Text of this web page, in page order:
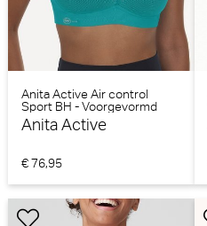
Anita Active Air control
Sport BH - Voorgevormd
(Peacock)
Anita Active
€ 76,95